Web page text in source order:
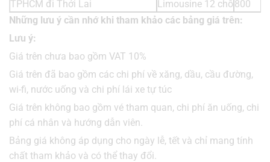
TPHCM đi Thới Lai
Limousine 12 chỗ 800
Những lưu ý cần nhớ khi tham khảo các bảng giá trên:
Lưu ý:
Giá trên chưa bao gồm VAT 10%
Giá trên đã bao gồm các chi phí về xăng, dầu, cầu đường,
wi-fi, nước uống và chi phí lái xe tự túc
Giá trên không bao gồm vé tham quan, chi phí ăn uống, chi
phí cá nhân và hướng dẫn viên.
Bảng giá không áp dụng cho ngày lễ, tết và chỉ mang tính
chất tham khảo và có thể thay đổi.